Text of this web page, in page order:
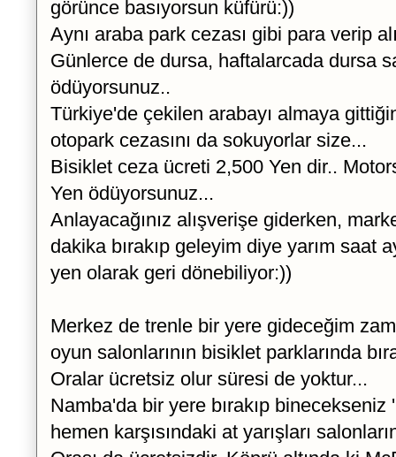
görünce basıyorsun küfürü:))
Aynı araba park cezası gibi para verip
Günlerce de dursa, haftalarcada dursa
ödüyorsunuz..
Türkiye'de çekilen arabayı almaya
otopark cezasını da sokuyorlar size...
Bisiklet ceza ücreti 2,500 Yen dir..
Yen ödüyorsunuz...
Anlayacağınız alışverişe giderken,
dakika bırakıp geleyim diye yarım saat
yen olarak geri dönebiliyor:))
Merkez de trenle bir yere gideceğim
oyun salonlarının bisiklet parklarında
Oralar ücretsiz olur süresi de yoktur...
Namba'da bir yere bırakıp binecekseniz
hemen karşısındaki at yarışları